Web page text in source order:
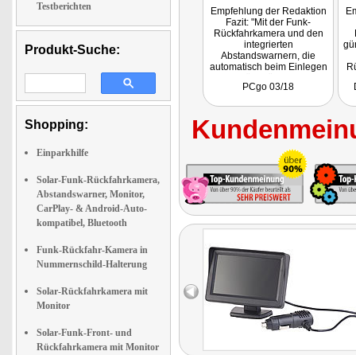
Testberichten
Produkt-Suche:
Shopping:
Einparkhilfe
Solar-Funk-Rückfahrkamera,
Abstandswarner, Monitor,
CarPlay- & Android-Auto-
kompatibel, Bluetooth
Funk-Rückfahr-Kamera in
Nummernschild-Halterung
Solar-Rückfahrkamera mit
Monitor
Solar-Funk-Front- und
Rückfahrkamera mit Monitor
Empfehlung der Redaktion
Fazit: "Mit der Funk-
Rückfahrkamera und den
integrierten
Abstandswarnern, die
automatisch beim Einlegen
aktiviert werden, parken Sie
PCgo 03/18